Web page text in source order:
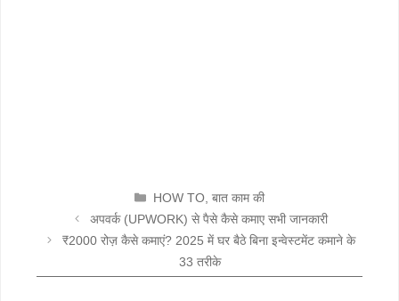
CATEGORIES
HOW TO ,बात काम की
अपवर्क (UPWORK) से पैसे कैसे कमाए सभी जानकारी
₹2000 रोज़ कैसे कमाएं? 2025 में घर बैठे बिना इन्वेस्टमेंट कमाने के
33 तरीके